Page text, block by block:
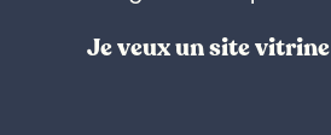
Je veux un site vitrine